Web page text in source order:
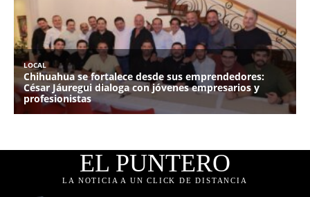
EL PUNTERO
LA NOTICIA A UN CLICK DE DISTANCIA